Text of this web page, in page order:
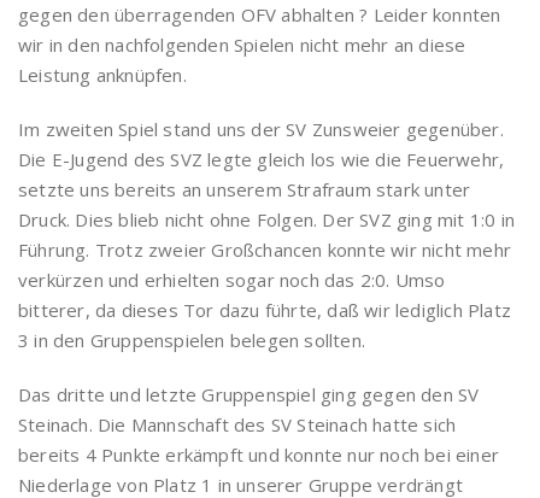
gegen den überragenden OFV abhalten ? Leider konnten
wir in den nachfolgenden Spielen nicht mehr an diese
Leistung anknüpfen.
Im zweiten Spiel stand uns der SV Zunsweier gegenüber.
Die E-Jugend des SVZ legte gleich los wie die Feuerwehr,
setzte uns bereits an unserem Strafraum stark unter
Druck. Dies blieb nicht ohne Folgen. Der SVZ ging mit 1:0 in
Führung. Trotz zweier Großchancen konnte wir nicht mehr
verkürzen und erhielten sogar noch das 2:0. Umso
bitterer, da dieses Tor dazu führte, daß wir lediglich Platz
3 in den Gruppenspielen belegen sollten.
Das dritte und letzte Gruppenspiel ging gegen den SV
Steinach. Die Mannschaft des SV Steinach hatte sich
bereits 4 Punkte erkämpft und konnte nur noch bei einer
Niederlage von Platz 1 in unserer Gruppe verdrängt